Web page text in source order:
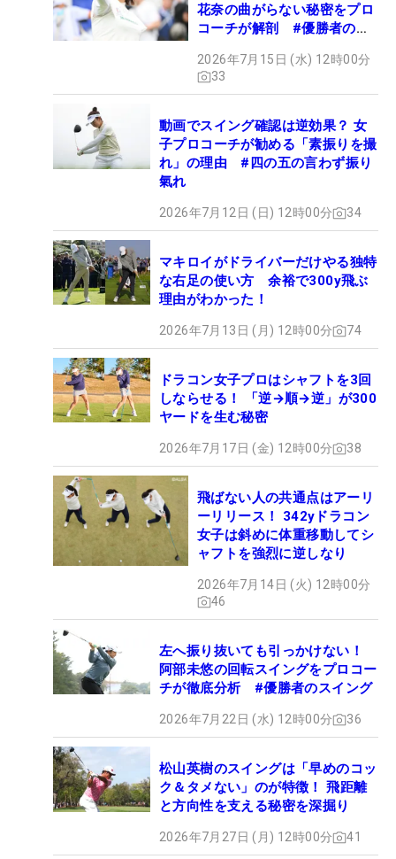
花奈の曲がらない秘密をプロ
コーチが解剖 #優勝者のス
2026年7月15日 (水) 12時00分
33
動画でスイング確認は逆効果？ 女
子プロコーチが勧める「素振りを撮
れ」の理由 #四の五の言わず振り
氣れ
2026年7月12日 (日) 12時00分 34
マキロイがドライバーだけやる独特
な右足の使い方 余裕で300y飛ぶ
理由がわかった！
2026年7月13日 (月) 12時00分 74
ドラコン女子プロはシャフトを3回
しならせる！ 「逆→順→逆」が300
ヤードを生む秘密
2026年7月17日 (金) 12時00分 38
飛ばない人の共通点はアーリ
ーリリース！ 342yドラコン
女子は斜めに体重移動してシ
ャフトを強烈に逆しなり
2026年7月14日 (火) 12時00分
46
左へ振り抜いても引っかけない！
阿部未悠の回転スイングをプロコー
チが徹底分析 #優勝者のスイング
2026年7月22日 (水) 12時00分 36
松山英樹のスイングは「早めのコッ
ク＆タメない」のが特徴！ 飛距離
と方向性を支える秘密を深掘り
2026年7月27日 (月) 12時00分 41